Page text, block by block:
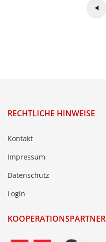
RECHTLICHE HINWEISE
Kontakt
Impressum
Datenschutz
Login
KOOPERATIONSPARTNER